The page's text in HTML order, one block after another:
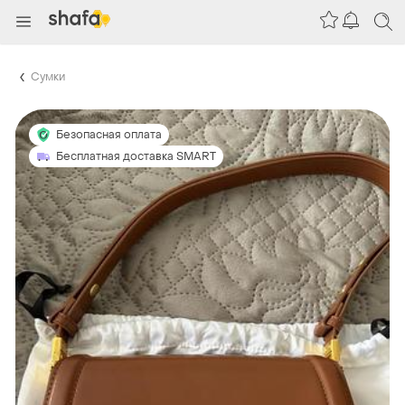
Сумки
Безопасная оплата
Бесплатная доставка SMART